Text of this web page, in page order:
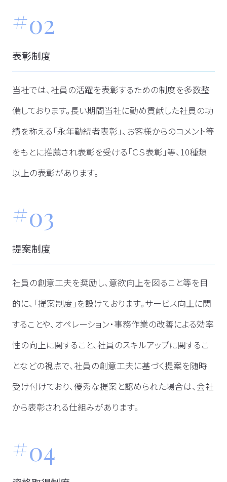
02
表彰制度
当社では、社員の活躍を表彰するための制度を多数整
備しております。長い期間当社に勤め貢献した社員の功
績を称える「永年勤続者表彰」、お客様からのコメント等
をもとに推薦され表彰を受ける「ＣＳ表彰」等、10種類
以上の表彰があります。
03
提案制度
社員の創意工夫を奨励し、意欲向上を図ること等を目
的に、「提案制度」を設けております。サービス向上に関
することや、オペレーション・事務作業の改善による効率
性の向上に関すること、社員のスキルアップに関するこ
となどの視点で、社員の創意工夫に基づく提案を随時
受け付けており、優秀な提案と認められた場合は、会社
から表彰される仕組みがあります。
04